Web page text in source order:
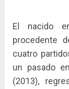
El nacido
procedente
cuatro
un pasado
(2013),